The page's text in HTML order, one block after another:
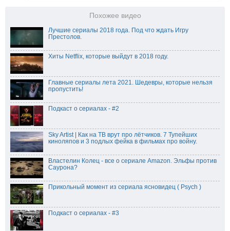
Похожее видео
Лучшие сериалы 2018 года. Под что ждать Игру
Престолов.
Хиты Netflix, которые выйдут в 2018 году.
Главные сериалы лета 2021. Шедевры, которые нельзя
пропустить!
Подкаст о сериалах - #2
Sky Artist | Как на ТВ врут про лётчиков. 7 Тупейших
киноляпов и 3 подлых фейка в фильмах про войну.
Властелин Колец - все о сериале Amazon. Эльфы против
Саурона?
Прикольный момент из сериала ясновидец ( Psych )
Подкаст о сериалах - #3